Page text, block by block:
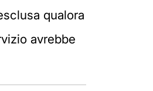
qualora
avrebbe